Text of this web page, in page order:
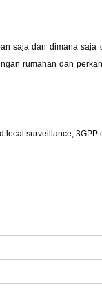
saja dan dimana saja
rumahan dan
local surveillance,